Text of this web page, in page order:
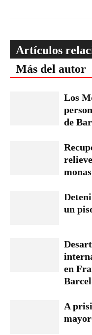
Artículos
Más del autor
Los
de
un
en
A